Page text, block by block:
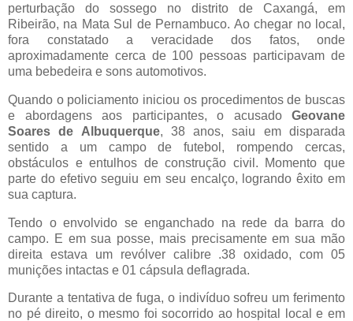
perturbação do sossego no distrito de Caxangá, em
Ribeirão, na Mata Sul de Pernambuco. Ao chegar no local,
fora constatado a veracidade dos fatos, onde
aproximadamente cerca de 100 pessoas participavam de
uma bebedeira e sons automotivos.
Quando o policiamento iniciou os procedimentos de buscas
e abordagens aos participantes, o acusado Geovane
Soares de Albuquerque, 38 anos, saiu em disparada
sentido a um campo de futebol, rompendo cercas,
obstáculos e entulhos de construção civil. Momento que
parte do efetivo seguiu em seu encalço, logrando êxito em
sua captura.
Tendo o envolvido se enganchado na rede da barra do
campo. E em sua posse, mais precisamente em sua mão
direita estava um revólver calibre .38 oxidado, com 05
munições intactas e 01 cápsula deflagrada.
Durante a tentativa de fuga, o indivíduo sofreu um ferimento
no pé direito, o mesmo foi socorrido ao hospital local e em